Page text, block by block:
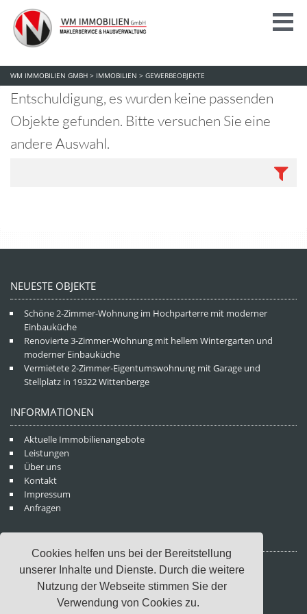
Cookies helfen uns bei der Bereitstellung
unserer Inhalte und Dienste. Durch die weitere
Nutzung der Webseite stimmen Sie der
Verwendung von Cookies zu.
WM IMMOBILIEN GMBH > IMMOBILIEN > GEWERBEOBJEKTE
Entschuldigung, es wurden keine passenden
Objekte gefunden. Bitte versuchen Sie eine
andere Auswahl.
NEUESTE OBJEKTE
Schöne 2-Zimmer-Wohnung im Hochparterre mit moderner
Einbauküche
Renovierte 3-Zimmer-Wohnung mit hellem Wintergarten und
moderner Einbauküche
Vermietete 2-Zimmer-Eigentumswohnung mit Garage und
Stellplatz in 19322 Wittenberge
INFORMATIONEN
Aktuelle Immobilienangebote
Leistungen
Über uns
Kontakt
Impressum
Anfragen
WM Immobilien GmbH
Rathausstraße 36
19322 Wittenberge